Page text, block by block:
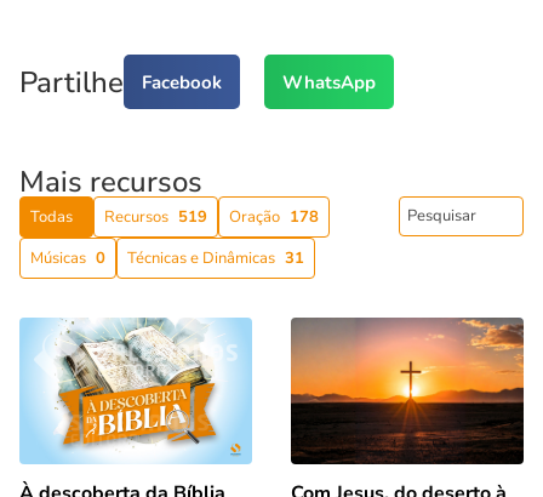
Partilhe Facebook WhatsApp
Mais recursos
Todas Recursos 519 Oração 178
Músicas 0 Técnicas e Dinâmicas 31